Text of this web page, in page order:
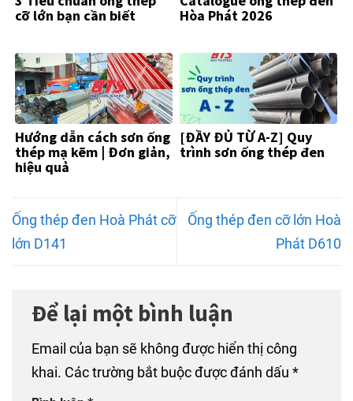
cỡ lớn bạn cần biết
Hòa Phát 2026
Hướng dẫn cách sơn ống
thép mạ kẽm | Đơn giản,
hiệu quả
[ĐẦY ĐỦ TỪ A-Z] Quy
trình sơn ống thép đen
Ống thép đen Hoà Phát cỡ
lớn D141
Ống thép đen cỡ lớn Hoà
Phát D610
Để lại một bình luận
Email của bạn sẽ không được hiển thị công
khai. Các trường bắt buộc được đánh dấu *